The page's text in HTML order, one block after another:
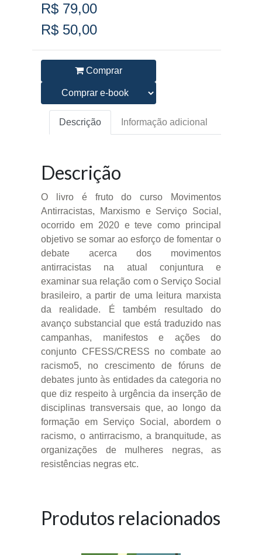
R$ 79,00
R$ 50,00
Comprar
Descrição Informação adicional
Descrição
O livro é fruto do curso Movimentos
Antirracistas, Marxismo e Serviço Social,
ocorrido em 2020 e teve como principal
objetivo se somar ao esforço de fomentar o
debate acerca dos movimentos
antirracistas na atual conjuntura e
examinar sua relação com o Serviço Social
brasileiro, a partir de uma leitura marxista
da realidade. É também resultado do
avanço substancial que está traduzido nas
campanhas, manifestos e ações do
conjunto CFESS/CRESS no combate ao
racismo5, no crescimento de fóruns de
debates junto às entidades da categoria no
que diz respeito à urgência da inserção de
disciplinas transversais que, ao longo da
formação em Serviço Social, abordem o
racismo, o antirracismo, a branquitude, as
organizações de mulheres negras, as
resistências negras etc.
Produtos relacionados